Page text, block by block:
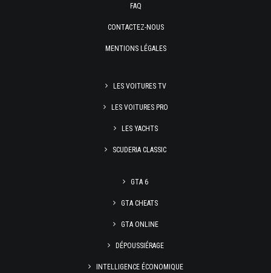
FAQ
CONTACTEZ-NOUS
MENTIONS LÉGALES
LES VOITURES TV
LES VOITURES PRO
LES YACHTS
SCUDERIA CLASSIC
GTA 6
GTA CHEATS
GTA ONLINE
DÉPOUSSIÉRAGE
INTELLIGENCE ÉCONOMIQUE